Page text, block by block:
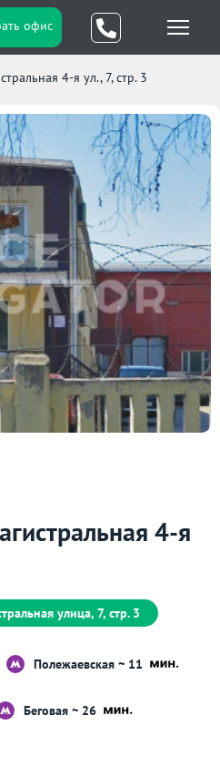
офис
4-я ул., 7, стр. 3
4-я
улица, 7, стр. 3
Полежаевская ~ 11
Беговая ~ 26